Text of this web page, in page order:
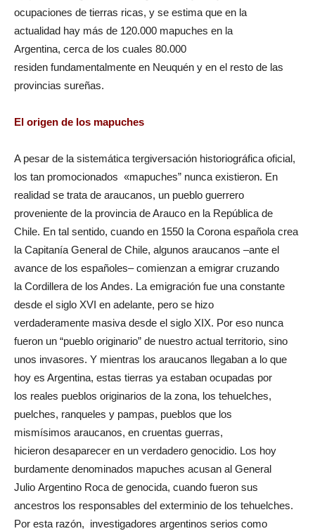
ocupaciones de tierras ricas, y se estima que en la
actualidad hay más de 120.000 mapuches en la
Argentina, cerca de los cuales 80.000
residen fundamentalmente en Neuquén y en el resto de las
provincias sureñas.
El origen de los mapuches
A pesar de la sistemática tergiversación historiográfica oficial,
los tan promocionados «mapuches” nunca existieron. En
realidad se trata de araucanos, un pueblo guerrero
proveniente de la provincia de Arauco en la República de
Chile. En tal sentido, cuando en 1550 la Corona española crea
la Capitanía General de Chile, algunos araucanos –ante el
avance de los españoles– comienzan a emigrar cruzando
la Cordillera de los Andes. La emigración fue una constante
desde el siglo XVI en adelante, pero se hizo
verdaderamente masiva desde el siglo XIX. Por eso nunca
fueron un “pueblo originario” de nuestro actual territorio, sino
unos invasores. Y mientras los araucanos llegaban a lo que
hoy es Argentina, estas tierras ya estaban ocupadas por
los reales pueblos originarios de la zona, los tehuelches,
puelches, ranqueles y pampas, pueblos que los
mismísimos araucanos, en cruentas guerras,
hicieron desaparecer en un verdadero genocidio. Los hoy
burdamente denominados mapuches acusan al General
Julio Argentino Roca de genocida, cuando fueron sus
ancestros los responsables del exterminio de los tehuelches.
Por esta razón, investigadores argentinos serios como